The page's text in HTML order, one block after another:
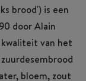
brood') is een
door Alain
van het
bloem, zout